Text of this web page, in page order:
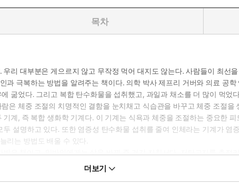
목차
리 대부분은 게으르지 않고 무작정 먹어 대지도 않는다. 사람들이 최선
과 극복하는 방법을 알려주는 책이다. 의학 박사 제프리 거버와 의료 공
굶었다. 그리고 복합 탄수화물을 섭취했고, 과일과 채소를 더 많이 먹었
은 체중 조절의 치명적인 결함을 눈치채고 식습관을 바꾸고 체중 조절을
계, 즉 복합 생화학 기계다. 이 기계는 식욕과 체중을 조절하는 중요한
설명하고 있다. 또한 염증성 탄수화물 섭취를 줄여 인체라는 기계가 염
리는 방법도 배울 수 있다.
은 책이고, 일반인에게는 삶을 바꿔 준 건강 지침서다. 저탄고지를 총정
책이다. 이 책은 현대 영양학을 좀먹고 있는 과학적 연구 방법, 과학자
원하는 모든 사람과 환자를 진료하는 모든 의료인이 반드시 읽어봐야 할
더보기